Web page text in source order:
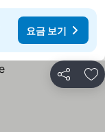
요금 보기
공유 즐